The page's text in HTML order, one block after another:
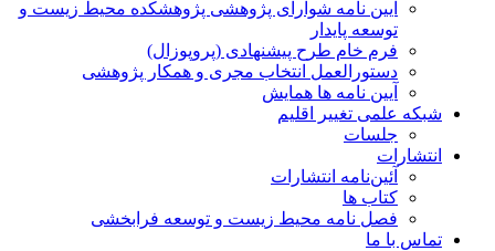
آیین نامه شوارای پژوهشی پژوهشکده محیط زیست و
توسعه پایدار
فرم خام طرح پیشنهادی (پروپوزال)
دستورالعمل انتخاب مجری و همکار پژوهشی
آیین نامه ها همایش
شبکه علمی تغییر اقلیم
جلسات
انتشارات
آئین‌نامه انتشارات
کتاب ها
فصل نامه محیط زیست و توسعه فرابخشی
تماس با ما